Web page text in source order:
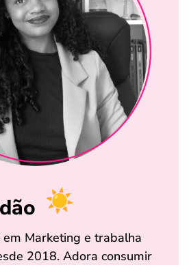
Marketing e trabalha
2018. Adora consumir